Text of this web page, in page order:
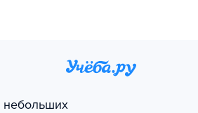
небольших